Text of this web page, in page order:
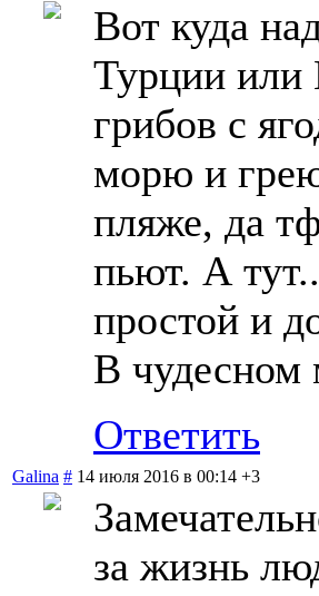
Вот куда
Турции или
грибов с
морю и
пляже, да
пьют. А
простой и
В чудесном
Ответить
Galina # 14 июля 2016 в 00:14 +3
за жизнь